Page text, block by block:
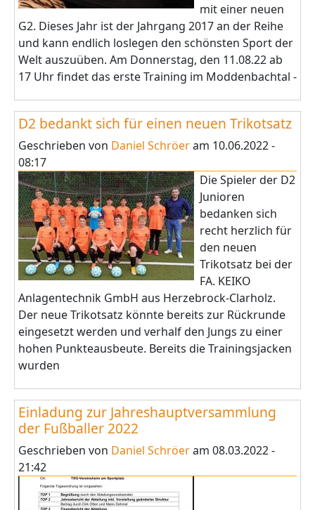
mit einer neuen
G2. Dieses Jahr ist der Jahrgang 2017 an der Reihe
und kann endlich loslegen den schönsten Sport der
Welt auszuüben. Am Donnerstag, den 11.08.22 ab
17 Uhr findet das erste Training im Moddenbachtal -
D2 bedankt sich für einen neuen Trikotsatz
Geschrieben von Daniel Schröeram 10.06.2022 -
08:17
Die Spieler der D2
Junioren
bedanken sich
recht herzlich für
den neuen
Trikotsatz bei der
FA. KEIKO
Anlagentechnik GmbH aus Herzebrock-Clarholz.
Der neue Trikotsatz könnte bereits zur Rückrunde
eingesetzt werden und verhalf den Jungs zu einer
hohen Punkteausbeute. Bereits die Trainingsjacken
wurden
Einladung zur Jahreshauptversammlung
der Fußballer 2022
Geschrieben von Daniel Schröeram 08.03.2022 -
21:42